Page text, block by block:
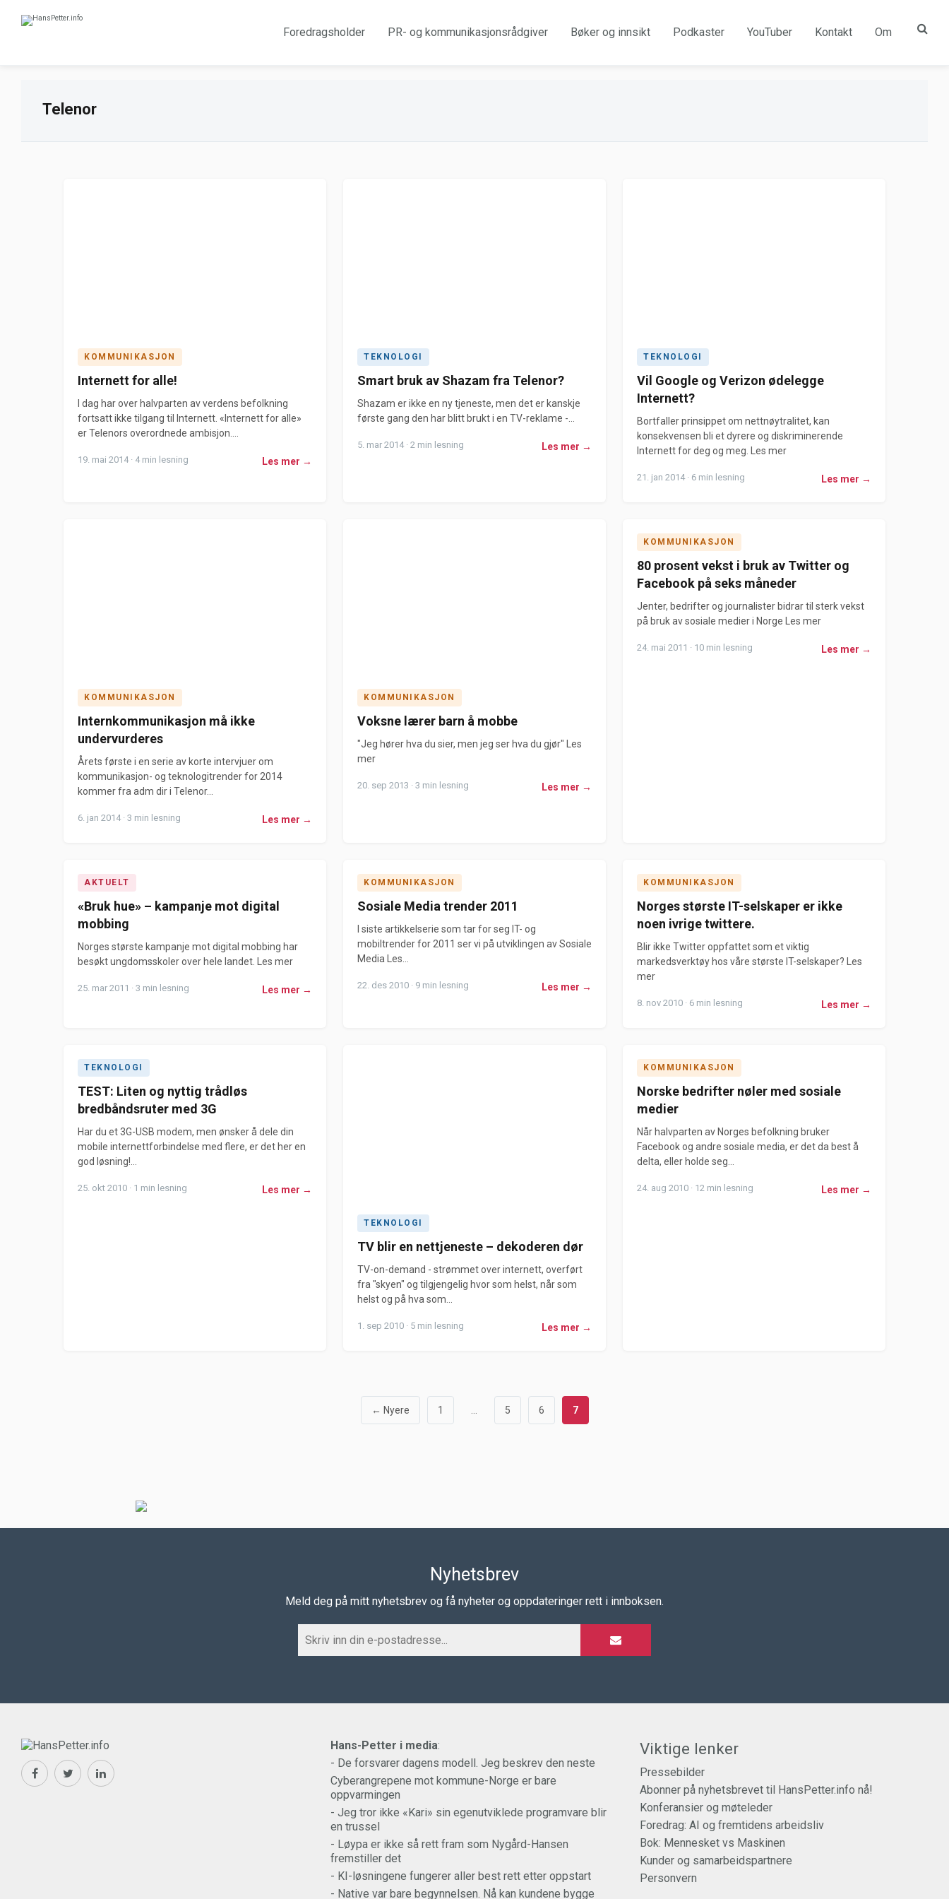
Foredragsholder PR- og kommunikasjonsrådgiver Bøker og innsikt Podkaster YouTuber Kontakt Om
Telenor
KOMMUNIKASJON
Internett for alle!
I dag har over halvparten av verdens befolkning
fortsatt ikke tilgang til Internett. «Internett for alle»
er Telenors overordnede ambisjon....
19. mai 2014 · 4 min lesning Les mer →
TEKNOLOGI
Smart bruk av Shazam fra Telenor?
Shazam er ikke en ny tjeneste, men det er kanskje
første gang den har blitt brukt i en TV-reklame -...
5. mar 2014 · 2 min lesning Les mer →
TEKNOLOGI
Vil Google og Verizon ødelegge
Internett?
Bortfaller prinsippet om nettnøytralitet, kan
konsekvensen bli et dyrere og diskriminerende
Internett for deg og meg. Les mer
21. jan 2014 · 6 min lesning Les mer →
KOMMUNIKASJON
Internkommunikasjon må ikke
undervurderes
Årets første i en serie av korte intervjuer om
kommunikasjon- og teknologitrender for 2014
kommer fra adm dir i Telenor...
6. jan 2014 · 3 min lesning Les mer →
KOMMUNIKASJON
Voksne lærer barn å mobbe
"Jeg hører hva du sier, men jeg ser hva du gjør" Les
mer
20. sep 2013 · 3 min lesning Les mer →
KOMMUNIKASJON
80 prosent vekst i bruk av Twitter og
Facebook på seks måneder
Jenter, bedrifter og journalister bidrar til sterk vekst
på bruk av sosiale medier i Norge Les mer
24. mai 2011 · 10 min lesning Les mer →
AKTUELT
«Bruk hue» – kampanje mot digital
mobbing
Norges største kampanje mot digital mobbing har
besøkt ungdomsskoler over hele landet. Les mer
25. mar 2011 · 3 min lesning Les mer →
KOMMUNIKASJON
Sosiale Media trender 2011
I siste artikkelserie som tar for seg IT- og
mobiltrender for 2011 ser vi på utviklingen av Sosiale
Media Les...
22. des 2010 · 9 min lesning Les mer →
KOMMUNIKASJON
Norges største IT-selskaper er ikke
noen ivrige twittere.
Blir ikke Twitter oppfattet som et viktig
markedsverktøy hos våre største IT-selskaper? Les
mer
8. nov 2010 · 6 min lesning Les mer →
TEKNOLOGI
TEST: Liten og nyttig trådløs
bredbåndsruter med 3G
Har du et 3G-USB modem, men ønsker å dele din
mobile internettforbindelse med flere, er det her en
god løsning!...
25. okt 2010 · 1 min lesning Les mer →
TEKNOLOGI
TV blir en nettjeneste – dekoderen dør
TV-on-demand - strømmet over internett, overført
fra "skyen" og tilgjengelig hvor som helst, når som
helst og på hva som...
1. sep 2010 · 5 min lesning Les mer →
KOMMUNIKASJON
Norske bedrifter nøler med sosiale
medier
Når halvparten av Norges befolkning bruker
Facebook og andre sosiale media, er det da best å
delta, eller holde seg...
24. aug 2010 · 12 min lesning Les mer →
← Nyere 1 5 6 7
Nyhetsbrev
Meld deg på mitt nyhetsbrev og få nyheter og oppdateringer rett i innboksen.
Hans-Petter i media:
- De forsvarer dagens modell. Jeg beskrev den neste
Cyberangrepene mot kommune-Norge er bare
oppvarmingen
- Jeg tror ikke «Kari» sin egenutviklede programvare blir
en trussel
- Løypa er ikke så rett fram som Nygård-Hansen
fremstiller det
- KI-løsningene fungerer aller best rett etter oppstart
- Native var bare begynnelsen. Nå kan kundene bygge
Viktige lenker
Pressebilder
Abonner på nyhetsbrevet til HansPetter.info nå!
Konferansier og møteleder
Foredrag: AI og fremtidens arbeidsliv
Bok: Mennesket vs Maskinen
Kunder og samarbeidspartnere
Personvern